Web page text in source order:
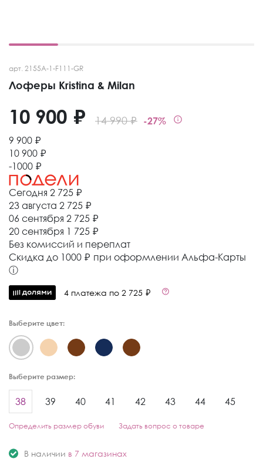
арт. 2155A-1-F111-GR
Лоферы Kristina & Milan
14 990 ₽ -27%
10 900 ₽
9 900 ₽
10 900 ₽
-1000 ₽
Сегодня 2 725 ₽
23 августа 2 725 ₽
06 сентября 2 725 ₽
20 сентября 1 725 ₽
Без комиссий и переплат
Cкидка до 1000 ₽ при оформлении Альфа-Карты
ⓘ
4 платежа по 2 725 ₽
Выберите цвет:
Выберите размер:
38 39 40 41 42 43 44 45
Определить размер обуви Задать вопрос о товаре
В наличии в 7 магазинах